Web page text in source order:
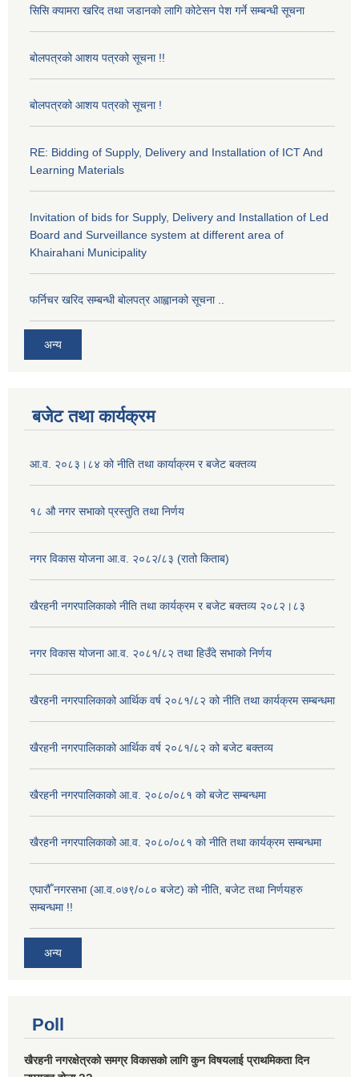
सिसि क्यामरा खरिद तथा जडानको लागि कोटेसन पेश गर्ने सम्बन्धी सूचना
बोलपत्रको आशय पत्रको सूचना !!
बोलपत्रको आशय पत्रको सूचना !
RE: Bidding of Supply, Delivery and Installation of ICT And
Learning Materials
Invitation of bids for Supply, Delivery and Installation of Led
Board and Surveillance system at different area of
Khairahani Municipality
फर्निचर खरिद सम्बन्धी बोलपत्र आह्वानको सूचना ..
अन्य
बजेट तथा कार्यक्रम
आ.व. २०८३।८४ को नीति तथा कार्याक्रम र बजेट बक्तव्य
१८ औ नगर सभाको प्रस्तुति तथा निर्णय
नगर विकास योजना आ.व. २०८२/८३ (रातो किताब)
खैरहनी नगरपालिकाको नीति तथा कार्यक्रम र बजेट बक्तव्य २०८२।८३
नगर विकास योजना आ.व. २०८१/८२ तथा हिउँदे सभाको निर्णय
खैरहनी नगरपालिकाको आर्थिक वर्ष २०८१/८२ को नीति तथा कार्यक्रम सम्बन्धमा
खैरहनी नगरपालिकाको आर्थिक वर्ष २०८१/८२ को बजेट बक्तव्य
खैरहनी नगरपालिकाको आ.व. २०८०/०८१ को बजेट सम्बन्धमा
खैरहनी नगरपालिकाको आ.व. २०८०/०८१ को नीति तथा कार्यक्रम सम्बन्धमा
एघारौँ नगरसभा (आ.व.०७९/०८० बजेट) को नीति, बजेट तथा निर्णयहरु
सम्बन्धमा !!
अन्य
Poll
खैरहनी नगरक्षेत्रको समग्र विकासको लागि कुन विषयलाई प्राथमिकता दिन